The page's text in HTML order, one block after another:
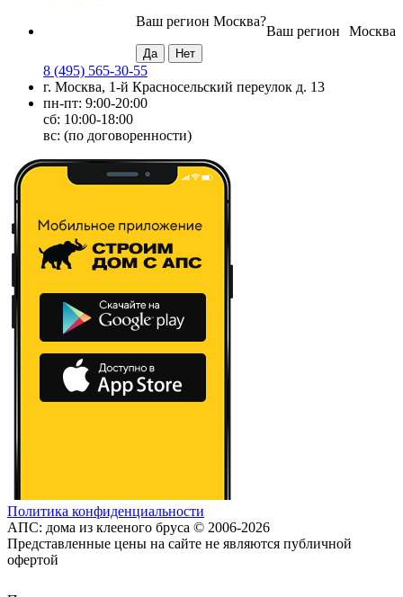
Москва
Ваш регион
Ваш регион Москва?
8 (495) 565-30-55
г. Москва, 1-й Красносельский переулок д. 13
пн-пт: 9:00-20:00
сб: 10:00-18:00
вс: (по договоренности)
Политика конфиденциальности
АПС: дома из клееного бруса © 2006-2026
Представленные цены на сайте не являются публичной
офертой